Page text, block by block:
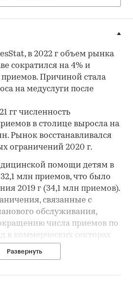
в 2022 г объем рынка
сократился на 4% и
приемов. Причиной стала
на медуслуги после
гг численность
в столице выросла на
Рынок восстанавливался
ограничений 2020 г.
помощи детям в
млн приемов, что было
2019 г (34,1 млн приемов).
связанные с
обслуживания,
числа приемов по
в коммерческих секторах
Кроме того, москвичи
Развернуть